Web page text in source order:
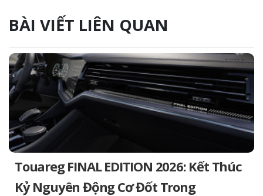
BÀI VIẾT LIÊN QUAN
Touareg FINAL EDITION 2026: Kết Thúc
Kỷ Nguyên Động Cơ Đốt Trong